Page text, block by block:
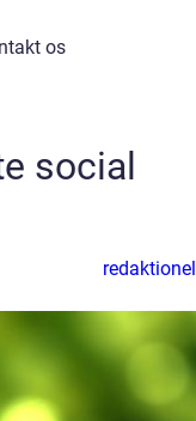
os
social
redaktionel